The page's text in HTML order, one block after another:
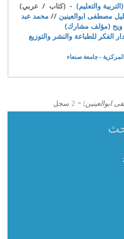
- (كتاب / عربي)
مصطفى ابوالعينين // محمد عبد
ويح (مؤلف مشارك)
الفكر للطباعة والنشر والتوزيع
- جامعة صنعاء
ابوالعينين) = 2 سجل